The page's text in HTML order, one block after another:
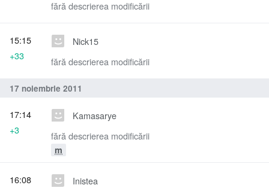
fără descrierea modificării
Nick15
fără descrierea modificării
15:15
+33
17 noiembrie 2011
Kamasarye
fără descrierea modificării
m
17:14
+3
Inistea
16:08